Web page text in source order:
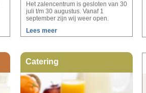
Het zalencentrum is gesloten van 30
juli t/m 30 augustus. Vanaf 1
september zijn wij weer open.
Lees meer
Catering